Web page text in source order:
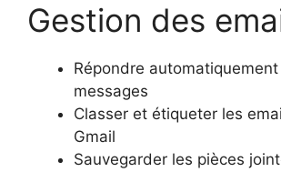
Gestion des
Répondre
messages
Classer et étiqueter les
Gmail
Sauvegarder les pièces